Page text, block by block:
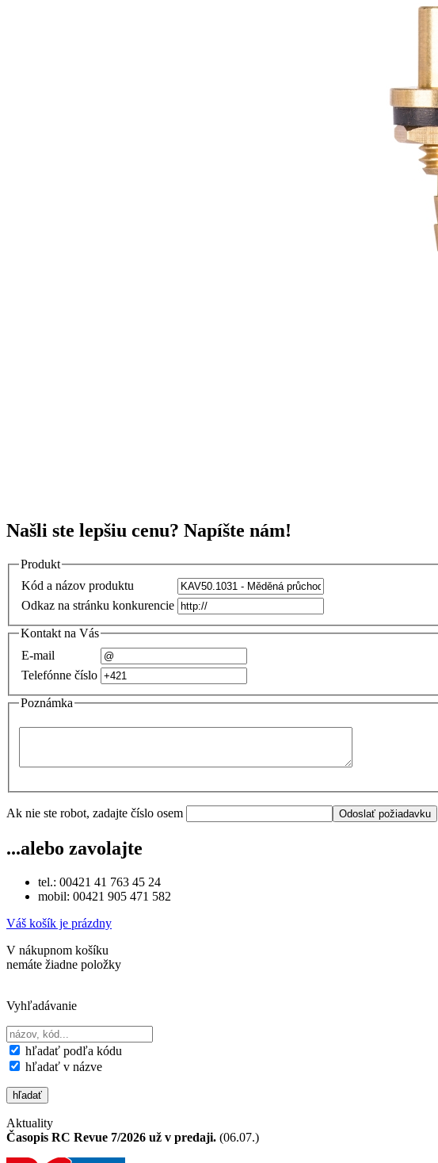
Našli ste lepšiu cenu? Napíšte nám!
Produkt
Kód a názov produktu
Odkaz na stránku konkurencie
Kontakt na Vás
E-mail
Telefónne číslo
Poznámka
Ak nie ste robot, zadajte číslo osem
...alebo zavolajte
tel.: 00421 41 763 45 24
mobil: 00421 905 471 582
Váš košík je prázdny
V nákupnom košíku
nemáte žiadne položky
Vyhľadávanie
hľadať podľa kódu
hľadať v názve
Aktuality
Časopis RC Revue 7/2026 už v predaji. (06.07.)